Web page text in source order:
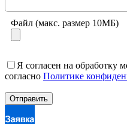
Файл (макс. размер 10МБ)
Я согласен на обработку
согласно Политике